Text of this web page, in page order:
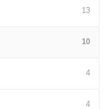
13
10
4
4